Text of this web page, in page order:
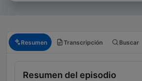
Resumen Transcripción Buscar
Resumen del episodio